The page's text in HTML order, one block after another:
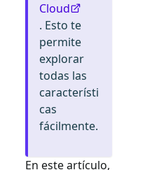
Cloud
. Esto te
permite
explorar
todas las
característi
cas
fácilmente.
En este artículo,